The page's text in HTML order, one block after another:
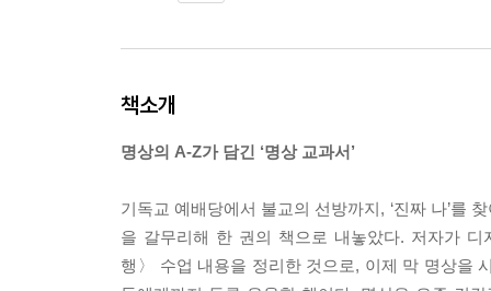
책소개
명상의 A-Z가 담긴 ‘명상 교과서’
기독교 예배당에서 불교의 선방까지, ‘진짜 나’를
을 갈무리해 한 권의 책으로 내놓았다. 저자가
행〉 수업 내용을 정리한 것으로, 이제 막 명상을